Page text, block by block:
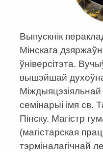
Выпускнік
Мінскага
ўніверсітэта.
вышэйшай
семінарыі імя св.
Пінску. Магістр
(магістарская
тэрміналагічнай